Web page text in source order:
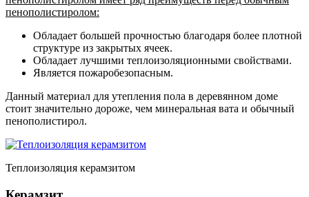
пенополистиролом:
Обладает большей прочностью благодаря более плотной
структуре из закрытых ячеек.
Обладает лучшими теплоизоляционными свойствами.
Является пожаробезопасным.
Данный материал для утепления пола в деревянном доме
стоит значительно дороже, чем минеральная вата и обычный
пенополистирол.
Теплоизоляция керамзитом